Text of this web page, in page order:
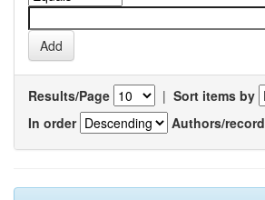
Results/Page | Sort items by
In order
Authors/record